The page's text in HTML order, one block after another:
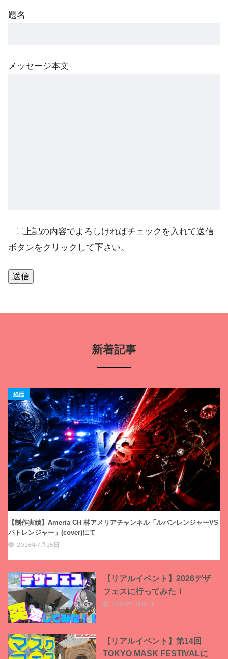
題名
メッセージ本文
上記の内容でよろしければチェックを入れて送信
ボタンをクリックして下さい。
a
t
i
e
:
新着記事
【制作実績】Ameria CH 林アメリアチャンネル「ルパンレンジャーVS
パトレンジャー」(cover)にて
2026年7月25日
経歴
【リアルイベント】2026デザ
フェスに行ってみた！
2026年4月10日
【リアルイベント】第14回
TOKYO MASK FESTIVALに